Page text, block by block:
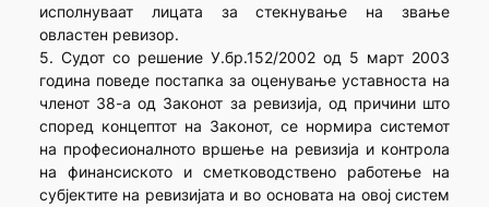
исполнуваат лицата за стекнување на звање
овластен ревизор.
5. Судот со решение У.бр.152/2002 од 5 март 2003
година поведе постапка за оценување уставноста на
членот 38-а од Законот за ревизија, од причини што
според концептот на Законот, се нормира системот
на професионалното вршење на ревизија и контрола
на финансиското и сметководствено работење на
субјектите на ревизијата и во основата на овој систем